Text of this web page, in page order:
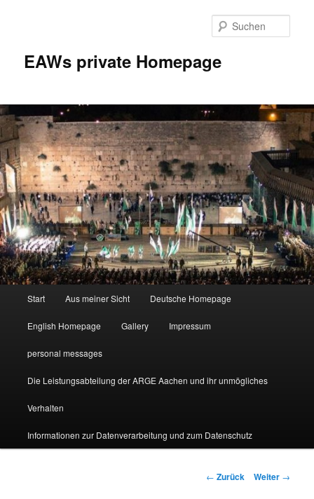
EAWs private Homepage
Start Aus meiner Sicht Deutsche Homepage
English Homepage Gallery Impressum
personal messages
Die Leistungsabteilung der ARGE Aachen und ihr unmögliches
Verhalten
Informationen zur Datenverarbeitung und zum Datenschutz
Beitragsnavigation
← Zurück Weiter →